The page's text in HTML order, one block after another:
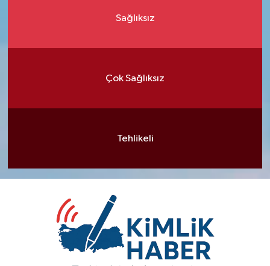
Sağlıksız
Çok Sağlıksız
Tehlikeli